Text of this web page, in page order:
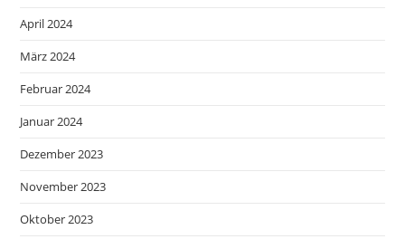
April 2024
März 2024
Februar 2024
Januar 2024
Dezember 2023
November 2023
Oktober 2023